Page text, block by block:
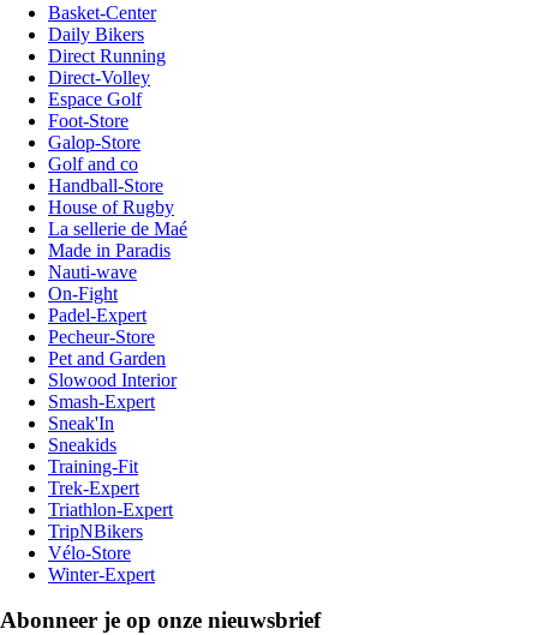
Basket-Center
Daily Bikers
Direct Running
Direct-Volley
Espace Golf
Foot-Store
Galop-Store
Golf and co
Handball-Store
House of Rugby
La sellerie de Maé
Made in Paradis
Nauti-wave
On-Fight
Padel-Expert
Pecheur-Store
Pet and Garden
Slowood Interior
Smash-Expert
Sneak'In
Sneakids
Training-Fit
Trek-Expert
Triathlon-Expert
TripNBikers
Vélo-Store
Winter-Expert
Abonneer je op onze nieuwsbrief